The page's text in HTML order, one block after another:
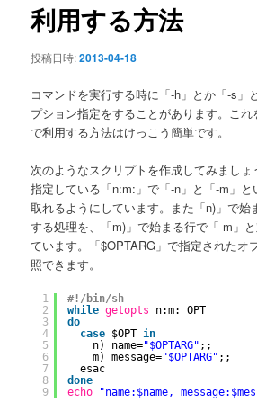
ョ
ン
利用する方法
投稿日時:2013-04-18
コマンドを実行する時に「-h」とか「-s」
プション指定をすることがあります。こ
で利用する方法はけっこう簡単です。
次のようなスクリプトを作成してみまし
指定している「n:m:」で「-n」と「-m」
取れるようにしています。また「n)」で始
する処理を、「m)」で始まる行で「-m」
ています。「$OPTARG」で指定されたオ
照できます。
1
2
3
4
5
6
7
8
9
#!/bin/sh
while getopts
n:m: OPT
do
case $OPT in
n) name="$OPTARG" ;;
m) message="$OPTARG" ;;
esac
done
echo
"name:$name,